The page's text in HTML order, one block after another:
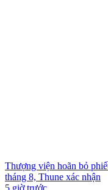
Thượng viện hoãn bỏ
tháng 8, Thune xác nhận
5 giờ trước